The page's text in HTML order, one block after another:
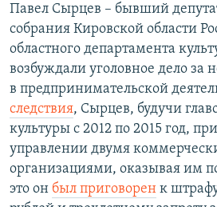
Павел Сырцев – бывший
собрания Кировской области
областного департамента
возбуждали уголовное дело за
в предпринимательской
следствия, Сырцев, будучи
культуры с 2012 по 2015 год,
управлении двумя
организациями, оказывая им
это он был приговорен к